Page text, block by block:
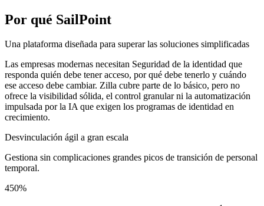
Por qué SailPoint
Una plataforma diseñada para superar las soluciones simplificadas
Las empresas modernas necesitan Seguridad de la identidad que
responda quién debe tener acceso, por qué debe tenerlo y cuándo
ese acceso debe cambiar. Zilla cubre parte de lo básico, pero no
ofrece la visibilidad sólida, el control granular ni la automatización
impulsada por la IA que exigen los programas de identidad en
crecimiento.
Desvinculación ágil a gran escala
Gestiona sin complicaciones grandes picos de transición de personal
temporal.
450%